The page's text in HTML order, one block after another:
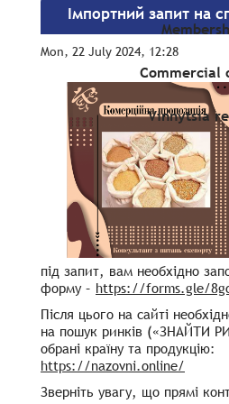
Commercial
Vinnytsia
Імпортний запит на
Mon, 22 July 2024, 12:28
під запит, вам необхідно
форму – https://forms.gle/
Після цього на сайті
на пошук ринків («ЗНАЙТИ
обрані країну та продукцію:
https://nazovni.online/
Зверніть увагу, що прямі